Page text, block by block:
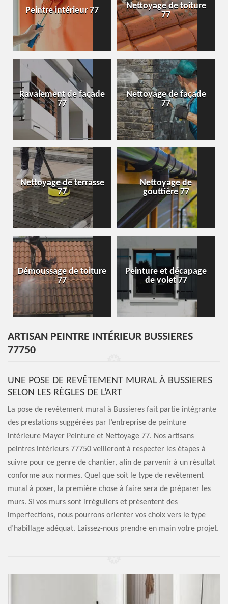
Peintre intérieur 77
Nettoyage de toiture
77
Ravalement de façade
77
Nettoyage de façade
77
Nettoyage de terrasse
77
Nettoyage de
gouttière 77
Démoussage de toiture
77
Peinture et décapage
de volet 77
ARTISAN PEINTRE INTÉRIEUR BUSSIERES
77750
UNE POSE DE REVÊTEMENT MURAL À BUSSIERES
SELON LES RÈGLES DE L’ART
La pose de revêtement mural à Bussieres fait partie intégrante
des prestations suggérées par l’entreprise de peinture
intérieure Mayer Peinture et Nettoyage 77. Nos artisans
peintres intérieurs 77750 veilleront à respecter les étapes à
suivre pour ce genre de chantier, afin de parvenir à un résultat
conforme aux normes. Quel que soit le type de revêtement
mural à poser, la première chose à faire sera de préparer les
murs. Si vos murs sont irréguliers et présentent des
imperfections, nous pourrons orienter vos choix vers le type
d’habillage adéquat. Laissez-nous prendre en main votre projet.